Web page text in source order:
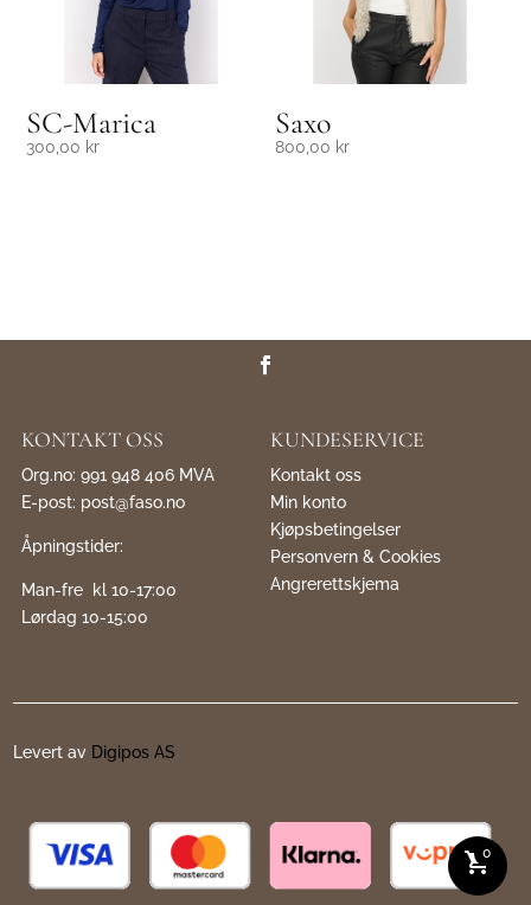
shopping_cart
0
SC-Marica
300,00 kr
Saxo
800,00 kr
KONTAKT OSS
Org.no: 991 948 406 MVA
E-post: post@faso.no
Åpningstider:
Man-fre kl 10-17:00
Lørdag 10-15:00
KUNDESERVICE
Kontakt oss
Min konto
Kjøpsbetingelser
Personvern & Cookies
Angrerettskjema
Levert av Digipos AS